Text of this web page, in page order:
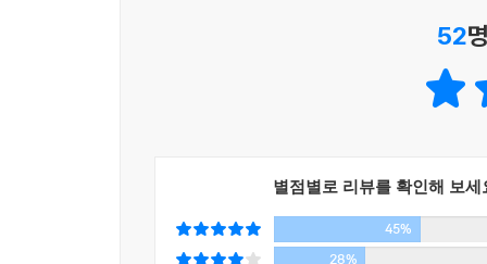
시대의 요구와 역사의 변화를 거부한 한 정치가에
주자학은 주희가 남송(南宋)에서 사대부 계급의
다한 학문이었다. 송시열은 "다행히 주자 뒤에
52
별점별로 리뷰를 확인해 보세
45%
28%